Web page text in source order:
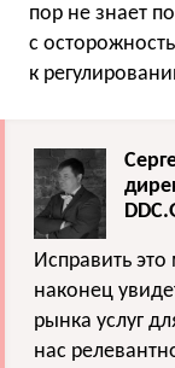
пор не знает
с
к
Исправить
наконец
рынка услуг
нас